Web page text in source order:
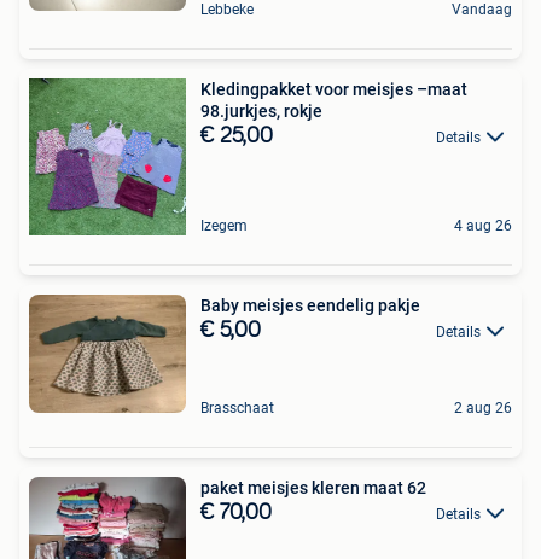
Lebbeke Vandaag
Kledingpakket voor meisjes –maat
98.jurkjes, rokje
€ 25,00 Details
Izegem 4 aug 26
Baby meisjes eendelig pakje
€ 5,00 Details
Brasschaat 2 aug 26
paket meisjes kleren maat 62
€ 70,00 Details